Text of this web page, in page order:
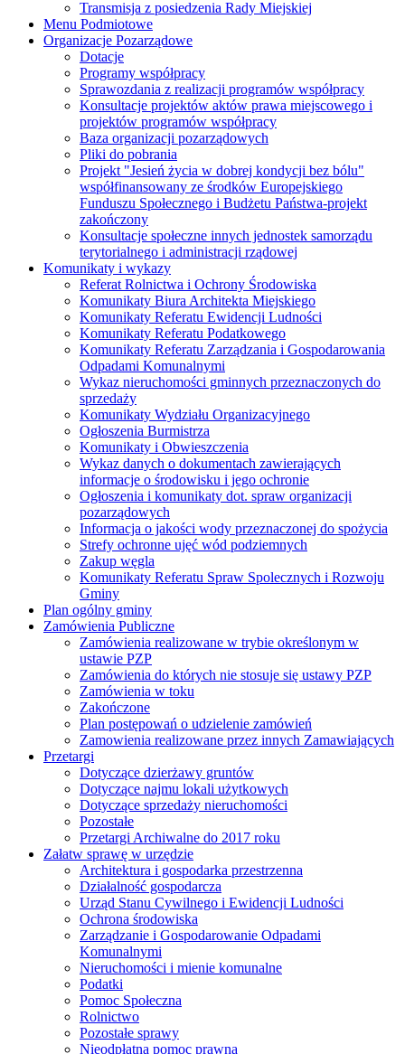
Transmisja z posiedzenia Rady Miejskiej
Menu Podmiotowe
Organizacje Pozarządowe
Dotacje
Programy współpracy
Sprawozdania z realizacji programów współpracy
Konsultacje projektów aktów prawa miejscowego i
projektów programów współpracy
Baza organizacji pozarządowych
Pliki do pobrania
Projekt "Jesień życia w dobrej kondycji bez bólu"
współfinansowany ze środków Europejskiego
Funduszu Społecznego i Budżetu Państwa-projekt
zakończony
Konsultacje społeczne innych jednostek samorządu
terytorialnego i administracji rządowej
Komunikaty i wykazy
Referat Rolnictwa i Ochrony Środowiska
Komunikaty Biura Architekta Miejskiego
Komunikaty Referatu Ewidencji Ludności
Komunikaty Referatu Podatkowego
Komunikaty Referatu Zarządzania i Gospodarowania
Odpadami Komunalnymi
Wykaz nieruchomości gminnych przeznaczonych do
sprzedaży
Komunikaty Wydziału Organizacyjnego
Ogłoszenia Burmistrza
Komunikaty i Obwieszczenia
Wykaz danych o dokumentach zawierających
informacje o środowisku i jego ochronie
Ogłoszenia i komunikaty dot. spraw organizacji
pozarządowych
Informacja o jakości wody przeznaczonej do spożycia
Strefy ochronne ujęć wód podziemnych
Zakup węgla
Komunikaty Referatu Spraw Spolecznych i Rozwoju
Gminy
Plan ogólny gminy
Zamówienia Publiczne
Zamówienia realizowane w trybie określonym w
ustawie PZP
Zamówienia do których nie stosuje się ustawy PZP
Zamówienia w toku
Zakończone
Plan postępowań o udzielenie zamówień
Zamowienia realizowane przez innych Zamawiających
Przetargi
Dotyczące dzierżawy gruntów
Dotyczące najmu lokali użytkowych
Dotyczące sprzedaży nieruchomości
Pozostałe
Przetargi Archiwalne do 2017 roku
Załatw sprawę w urzędzie
Architektura i gospodarka przestrzenna
Działalność gospodarcza
Urząd Stanu Cywilnego i Ewidencji Ludności
Ochrona środowiska
Zarządzanie i Gospodarowanie Odpadami
Komunalnymi
Nieruchomości i mienie komunalne
Podatki
Pomoc Społeczna
Rolnictwo
Pozostałe sprawy
Nieodpłatna pomoc prawna